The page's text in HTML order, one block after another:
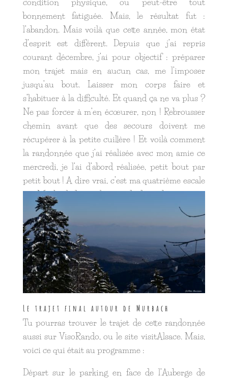
bonnement fatiguée. Mais, le résultat fut :
l’abandon. Mais voilà que cette année, mon état
d’esprit est différent. Depuis que j’ai repris
courant décembre, j’ai pour objectif : préparer
mon trajet mais en aucun cas, me l’imposer
jusqu’au bout. Laisser mon corps faire et
s’habituer à la difficulté. Et quand ça ne va plus ?
Ne pas forcer à m’en écœurer, non ! Rebrousser
chemin avant que des secours doivent me
récupérer à la petite cuillère ! Et voilà comment
la randonnée que j’ai réalisée avec mon amie ce
mercredi, je l’ai d’abord réalisée, petit bout par
petit bout ! A dire vrai, c’est ma quatrième escale
sur Murbach depuis le mois de décembre.
Le trajet final autour de Murbach
Tu pourras trouver le trajet de cette randonnée
aussi sur VisoRando, ou le site visitAlsace. Mais,
voici ce qui était au programme :
Départ sur le parking en face de l’Auberge de